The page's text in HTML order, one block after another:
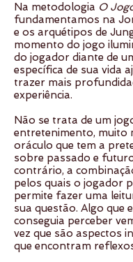
Na metodologia O
fundamentamos na
e os arquétipos de
momento do jogo
do jogador diante de
específica de sua vida
trazer mais
experiência.
Não se trata de um
entretenimento, muito
oráculo que tem a
sobre passado e
contrário, a
pelos quais o jogador
permite fazer uma
sua questão. Algo que
conseguia perceber
vez que são aspectos
que encontram